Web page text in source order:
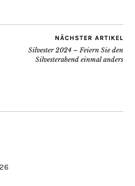
NÄCHSTER ARTIKEL
Silvester 2024 – Feiern Sie den
Silvesterabend einmal anders